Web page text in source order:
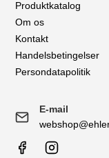
Produktkatalog
Om os
Kontakt
Handelsbetingelser
Persondatapolitik
E-mail